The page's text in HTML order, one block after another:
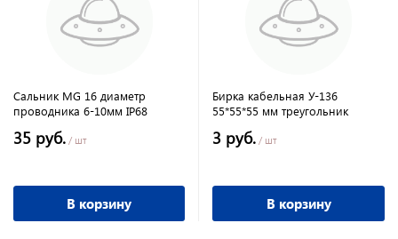
Сальник MG 16 диаметр
проводника 6-10мм IP68
35 руб. / шт
В корзину
Бирка кабельная У-136
55*55*55 мм треугольник
3 руб. / шт
В корзину